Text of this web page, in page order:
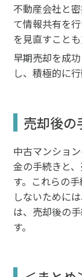
不動産会社と
て情報共有を
を見直すことも
早期売却を成
し、積極的に
売却後の
中古マンショ
金の手続きと
す。これらの
しないために
は、売却後の
す。